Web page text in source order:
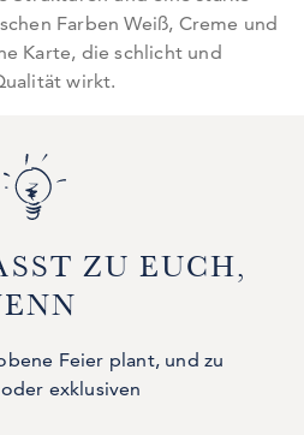
Farben Weiß, Creme und
Karte, die schlicht und
wirkt.
ZU EUCH,
Feier plant, und zu
exklusiven